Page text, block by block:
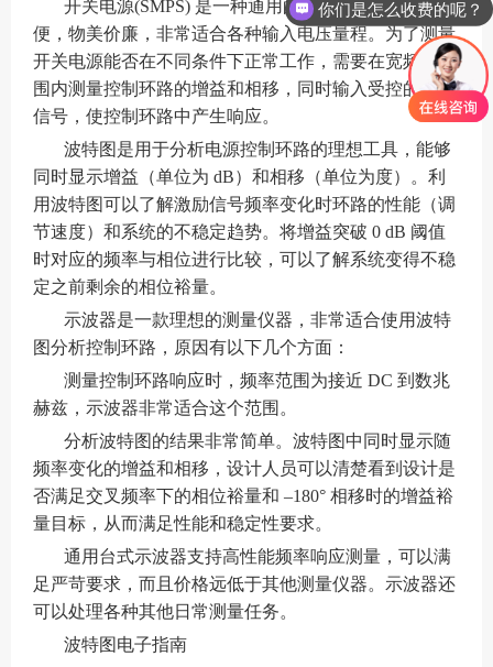
开关电源(SMPS) 是一种通用的电源设计，小巧轻
便，物美价廉，非常适合各种输入电压量程。为了测量
开关电源能否在不同条件下正常工作，需要在宽频率范
围内测量控制环路的增益和相移，同时输入受控的激励
信号，使控制环路中产生响应。
波特图是用于分析电源控制环路的理想工具，能够
同时显示增益（单位为 dB）和相移（单位为度）。利
用波特图可以了解激励信号频率变化时环路的性能（调
节速度）和系统的不稳定趋势。将增益突破 0 dB 阈值
时对应的频率与相位进行比较，可以了解系统变得不稳
定之前剩余的相位裕量。
示波器是一款理想的测量仪器，非常适合使用波特
图分析控制环路，原因有以下几个方面：
测量控制环路响应时，频率范围为接近 DC 到数兆
赫兹，示波器非常适合这个范围。
分析波特图的结果非常简单。波特图中同时显示随
频率变化的增益和相移，设计人员可以清楚看到设计是
否满足交叉频率下的相位裕量和 –180° 相移时的增益裕
量目标，从而满足性能和稳定性要求。
通用台式示波器支持高性能频率响应测量，可以满
足严苛要求，而且价格远低于其他测量仪器。示波器还
可以处理各种其他日常测量任务。
波特图电子指南
你们是怎么收费的呢？